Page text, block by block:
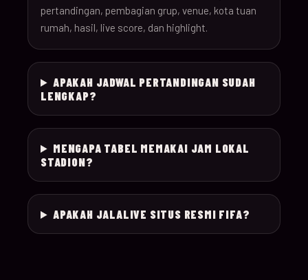
18-Jun-
26
12:00
18-Jun-
26
Switzerland v
Herzegovina
027
18-Jun-
15:00 Canada v Qatar
028
26
19:00 Mexico v South
029 21:00 Brazil v Haiti
pertandingan, pembagian grup, venue, kota tuan
rumah, hasil, live score, dan highlight.
APAKAH JADWAL PERTANDINGAN SUDAH
LENGKAP?
MENGAPA TABEL MEMAKAI JAM LOKAL
STADION?
APAKAH JALALIVE SITUS RESMI FIFA?